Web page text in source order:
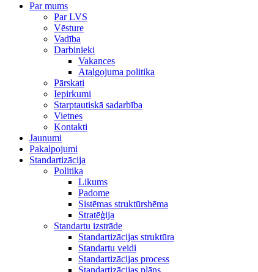
Par mums
Par LVS
Vēsture
Vadība
Darbinieki
Vakances
Atalgojuma politika
Pārskati
Iepirkumi
Starptautiskā sadarbība
Vietnes
Kontakti
Jaunumi
Pakalpojumi
Standartizācija
Politika
Likums
Padome
Sistēmas struktūrshēma
Stratēģija
Standartu izstrāde
Standartizācijas struktūra
Standartu veidi
Standartizācijas process
Standartizācijas plāns